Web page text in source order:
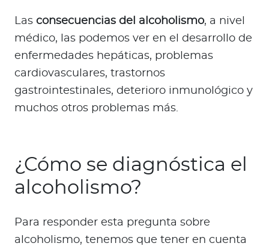
Las consecuencias del alcoholismo, a nivel
médico, las podemos ver en el desarrollo de
enfermedades hepáticas, problemas
cardiovasculares, trastornos
gastrointestinales, deterioro inmunológico y
muchos otros problemas más.
¿Cómo se diagnóstica el
alcoholismo?
Para responder esta pregunta sobre
alcoholismo, tenemos que tener en cuenta